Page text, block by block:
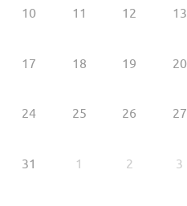
10 11 12 13
17 18 19 20
24 25 26 27
31 1 2 3